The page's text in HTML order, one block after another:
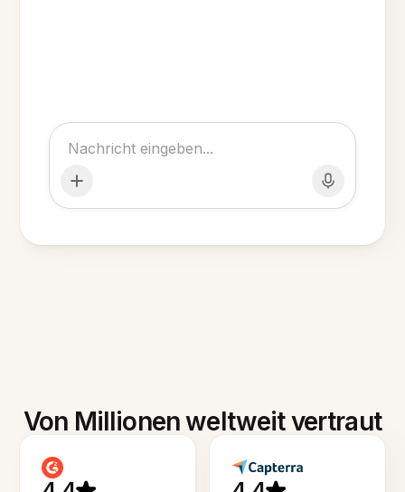
Von Millionen weltweit vertraut